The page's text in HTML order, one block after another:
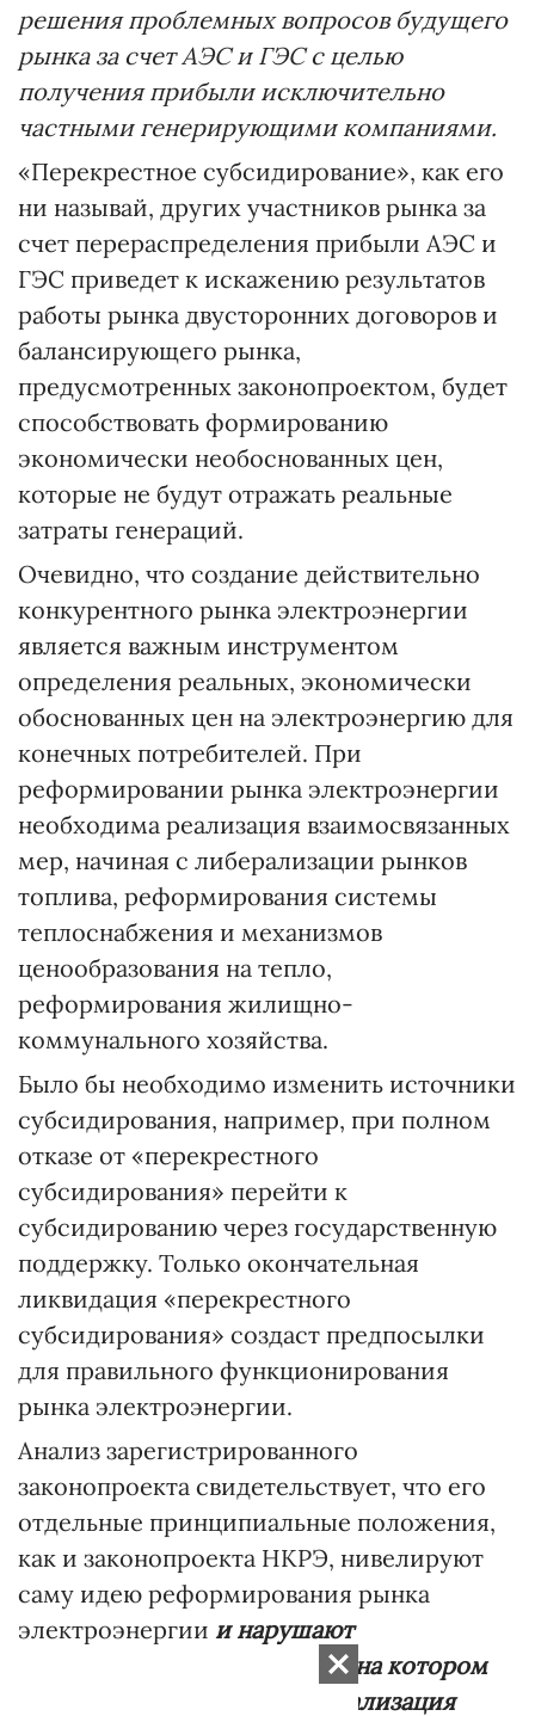
решения проблемных вопросов будущего
рынка за счет АЭС и ГЭС с целью
получения прибыли исключительно
частными генерирующими компаниями.
«Перекрестное субсидирование», как его
ни называй, других участников рынка за
счет перераспределения прибыли АЭС и
ГЭС приведет к искажению результатов
работы рынка двусторонних договоров и
балансирующего рынка,
предусмотренных законопроектом, будет
способствовать формированию
экономически необоснованных цен,
которые не будут отражать реальные
затраты генераций.
Очевидно, что создание действительно
конкурентного рынка электроэнергии
является важным инструментом
определения реальных, экономически
обоснованных цен на электроэнергию для
конечных потребителей. При
реформировании рынка электроэнергии
необходима реализация взаимосвязанных
мер, начиная с либерализации рынков
топлива, реформирования системы
теплоснабжения и механизмов
ценообразования на тепло,
реформирования жилищно-
коммунального хозяйства.
Было бы необходимо изменить источники
субсидирования, например, при полном
отказе от «перекрестного
субсидирования» перейти к
субсидированию через государственную
поддержку. Только окончательная
ликвидация «перекрестного
субсидирования» создаст предпосылки
для правильного функционирования
рынка электроэнергии.
Анализ зарегистрированного
законопроекта свидетельствует, что его
отдельные принципиальные положения,
как и законопроекта НКРЭ, нивелируют
саму идею реформирования рынка
электроэнергии и нарушают
фундаментальный принцип, на котором
должна основываться либерализация